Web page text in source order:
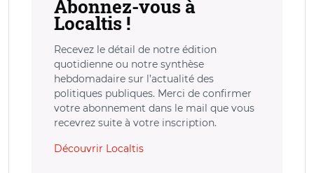
Abonnez-vous à
Localtis !
Recevez le détail de notre édition
quotidienne ou notre synthèse
hebdomadaire sur l’actualité des
politiques publiques. Merci de confirmer
votre abonnement dans le mail que vous
recevrez suite à votre inscription.
Découvrir Localtis